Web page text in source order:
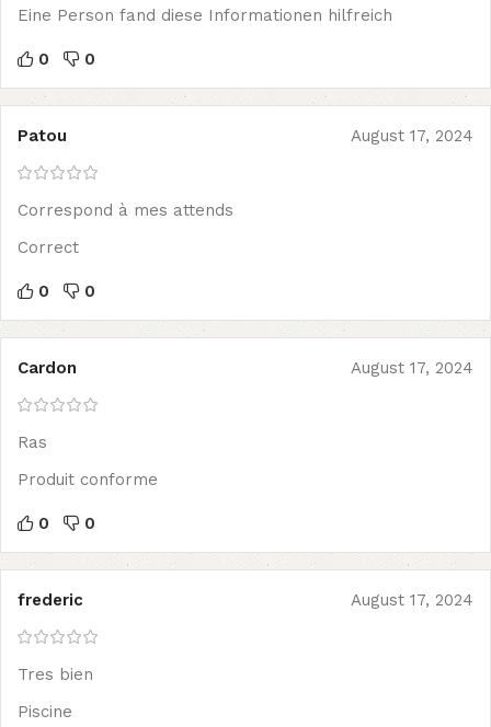
Eine Person fand diese Informationen hilfreich
0 0
Patou August 17, 2024
Correspond à mes attends
Correct
0 0
Cardon August 17, 2024
Ras
Produit conforme
0 0
frederic August 17, 2024
Tres bien
Piscine